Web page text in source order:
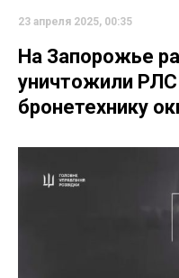
23 апреля 2025, 00:35
На Запорожье
уничтожили
бронетехнику